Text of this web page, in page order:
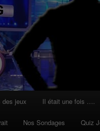
des jeux Il était une fois ….
Nos Sondages Quiz